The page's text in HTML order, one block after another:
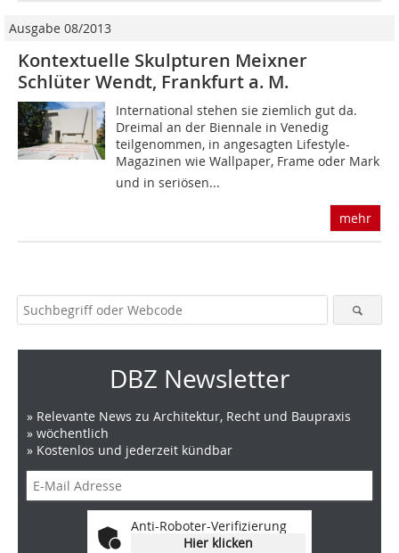
Ausgabe 08/2013
Kontextuelle Skulpturen Meixner
Schlüter Wendt, Frankfurt a. M.
International stehen sie ziemlich gut da.
Dreimal an der Biennale in Venedig
teilgenommen, in angesagten Lifestyle-
Magazinen wie Wallpaper, Frame oder Mark
und in seriösen...
mehr
DBZ Newsletter
» Relevante News zu Architektur, Recht und Baupraxis
» wöchentlich
» Kostenlos und jederzeit kündbar
Anti-Roboter-Verifizierung
Hier klicken